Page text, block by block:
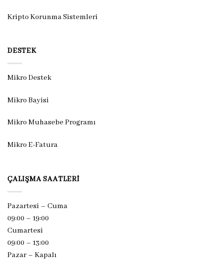
Kripto Korunma Sistemleri
DESTEK
Mikro Destek
Mikro Bayisi
Mikro Muhasebe Programı
Mikro E-Fatura
ÇALIŞMA SAATLERI
Pazartesi – Cuma
09:00 – 19:00
Cumartesi
09:00 – 13:00
Pazar – Kapalı